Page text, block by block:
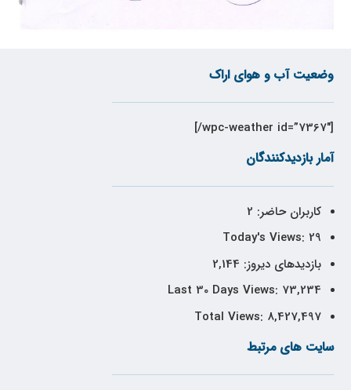
وضعیت آب و هوای اراک
[wpc-weather id=”7367″/]
آمار بازدیدکنندگان
کاربران حاضر: 2
Today's Views: 29
بازدیدهای دیروز: 2,144
Last 30 Days Views: 73,234
Total Views: 8,427,497
سایت های مرتبط